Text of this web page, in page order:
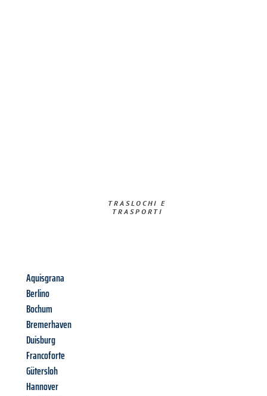
TRASLOCHI E
TRASPORTI​
Aquisgrana
Berlino
Bochum
Bremerhaven
Duisburg
Francoforte
Gütersloh
Hannover